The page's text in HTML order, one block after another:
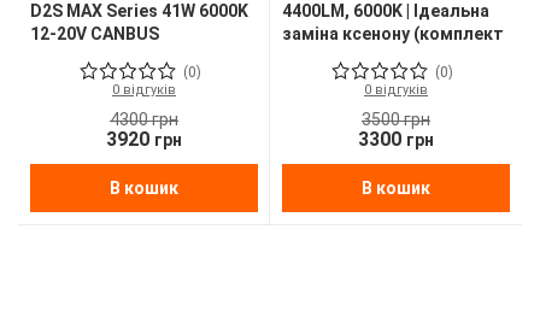
D2S MAX Series 41W 6000K
12-20V CANBUS
бездротова (комплект 2
(0)
0 відгуків
4300грн
3920 грн
В кошик
4400LM, 6000K | Ідеальна
заміна ксенону (комплект
(0)
0 відгуків
3500грн
3300 грн
В кошик